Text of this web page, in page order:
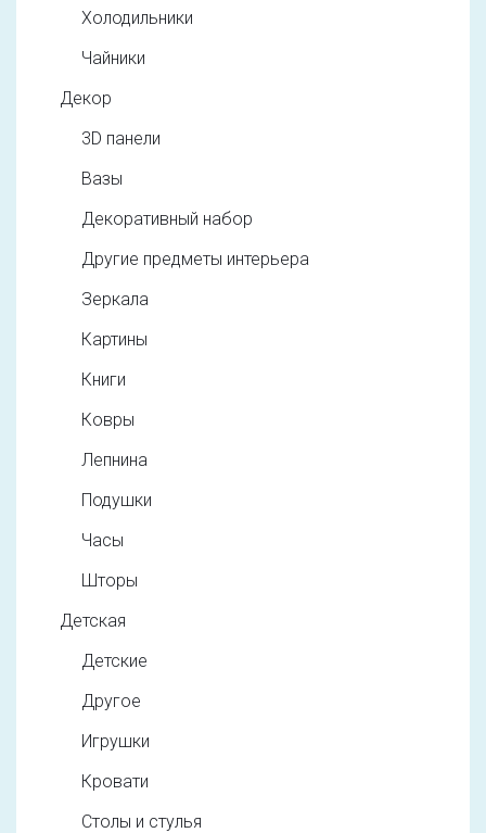
Холодильники
Чайники
Декор
3D панели
Вазы
Декоративный набор
Другие предметы интерьера
Зеркала
Картины
Книги
Ковры
Лепнина
Подушки
Часы
Шторы
Детская
Детские
Другое
Игрушки
Кровати
Столы и стулья